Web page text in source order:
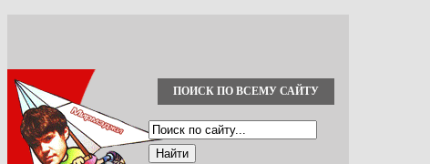
ПОИСК ПО ВСЕМУ САЙТУ